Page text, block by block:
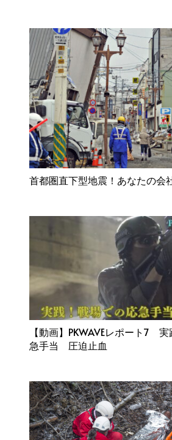
首都圏直下型地震！あなたの会
【動画】PKWAVEレポート7
急手当 圧迫止血